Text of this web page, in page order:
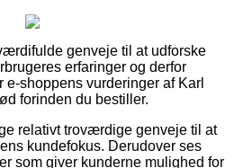
genveje til at udforske
erfaringer og derfor
shoppens vurderinger af Karl
forinden du bestiller.
relativt troværdige genveje til at
kundefokus. Derudover ses
som giver kunderne mulighed for